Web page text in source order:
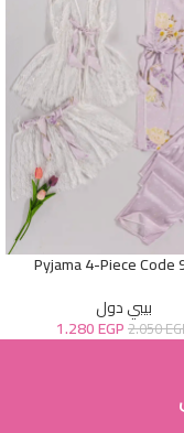
Pyjama 4-Piece Code
بيبي دول
2.050
1.280EGP